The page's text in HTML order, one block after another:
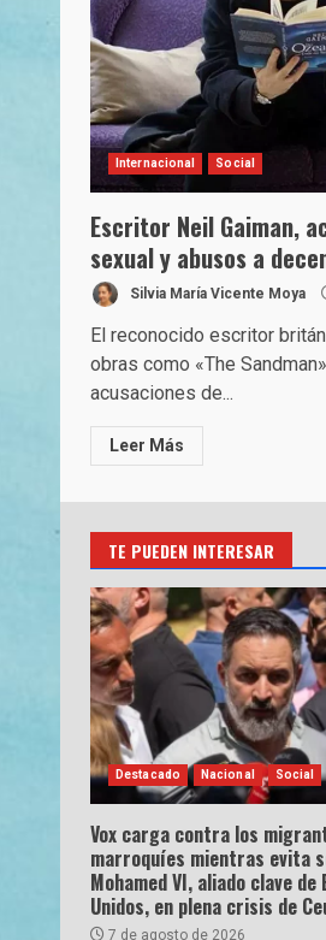
Internacional Social
Escritor Neil Gaiman,
sexual y abusos a
Silvia María Vicente Moya
El reconocido escritor
obras como «The
acusaciones de...
Leer Más
TE PUEDEN INTERESAR
Destacado Nacional Social
Vox carga contra los
marroquíes mientras evita
Mohamed VI, aliado clave de
Unidos, en plena crisis de
7 de agosto de 2026